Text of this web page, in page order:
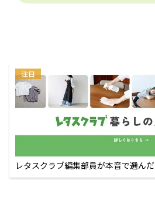
注目
レタスクラブ編集部員が本音で選ん